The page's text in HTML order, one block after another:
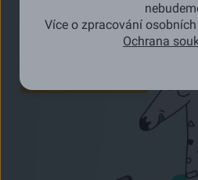
4,5 % p.a.
O čekávaný výnos
Více o zpracování
Ochrana